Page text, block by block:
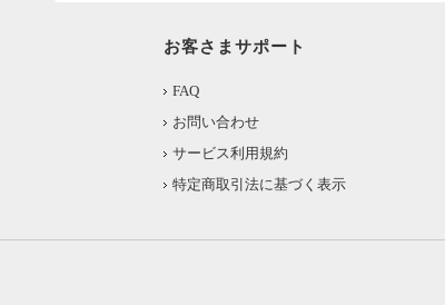
お客さまサポート
FAQ
お問い合わせ
サービス利用規約
特定商取引法に基づく表示